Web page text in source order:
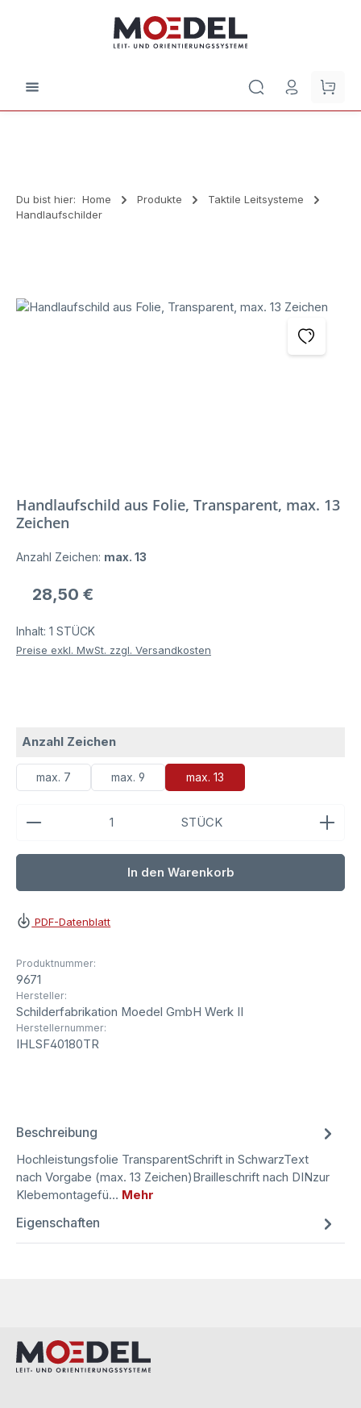
Zum Hauptinhalt springen
Du bist hier: Home Produkte
Taktile Leitsysteme
Handlaufschilder
Bildergalerie überspringen
Handlaufschild aus Folie, Transparent, max. 13
Zeichen
Anzahl Zeichen: max. 13
Regulärer Preis:
28,50 €
Inhalt: 1 STÜCK
Preise exkl. MwSt. zzgl. Versandkosten
Anzahl Zeichenauswählen
max. 7 max. 9 max. 13
Produkt Anzahl: Gib den gewünschten Wert ein
STÜCK
In den Warenkorb
PDF-Datenblatt
Produktnummer:
9671
Hersteller:
Schilderfabrikation Moedel GmbH Werk II
Herstellernummer:
IHLSF40180TR
Beschreibung
Hochleistungsfolie TransparentSchrift in SchwarzText
nach Vorgabe (max. 13 Zeichen)Brailleschrift nach DINzur
Klebemontagefü… Mehr
Eigenschaften